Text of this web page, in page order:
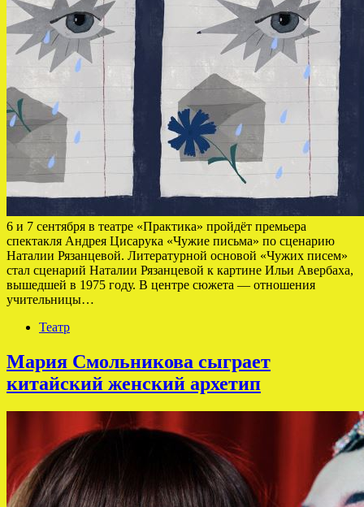
6 и 7 сентября в театре «Практика» пройдёт премьера
спектакля Андрея Цисарука «Чужие письма» по сценарию
Наталии Рязанцевой. Литературной основой «Чужих писем»
стал сценарий Наталии Рязанцевой к картине Ильи Авербаха,
вышедшей в 1975 году. В центре сюжета — отношения
учительницы…
Театр
Мария Смольникова сыграет
китайский женский архетип